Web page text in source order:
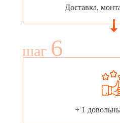
Доставка,
шаг 6
+ 1